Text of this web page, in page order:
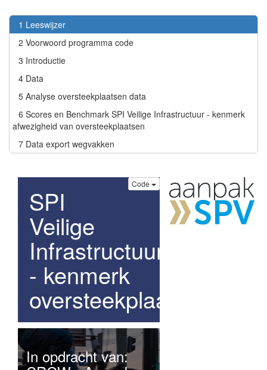
1 Leeswijzer
2 Voorwoord programma code
3 Introductie
4 Data
5 Analyse oversteekplaatsen data
6 Scores en Benchmark SPI Veilige Infrastructuur - kenmerk
afwezigheid van oversteekplaatsen
7 Data export wegvakken
Code
SPI
Veilige
Infrastructuur
- kenmerk
oversteekplaatsen
In opdracht van: